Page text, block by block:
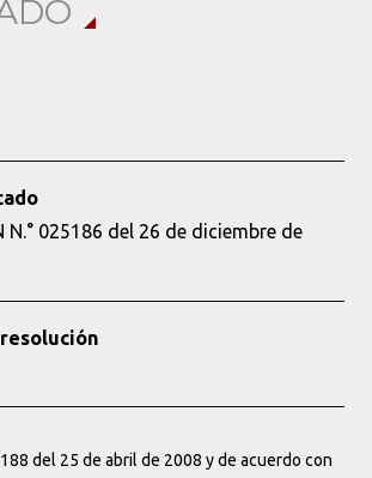
N.° 025186 del 26 de diciembre de
del 25 de abril de 2008 y de acuerdo con